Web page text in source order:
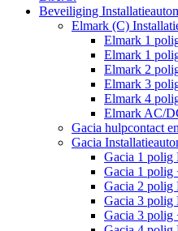
Beveiliging
Elmark (C)
Elmark 1
Elmark 1
Elmark 2
Elmark 3
Elmark 4
Elmark AC/
Gacia hulpcontact
Gacia
Gacia 1 polig
Gacia 1 polig
Gacia 2 polig
Gacia 3 polig
Gacia 3 polig